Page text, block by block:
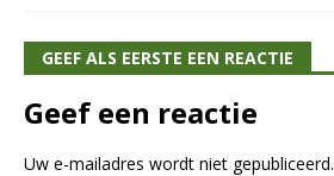
GEEF ALS EERSTE EEN REACTIE
Geef een reactie
Uw e-mailadres wordt niet gepubliceerd.